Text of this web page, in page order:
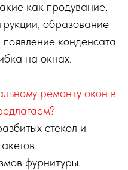
как продувание,
образование
конденсата
на окнах.
ремонту окон в
стекол и
фурнитуры.